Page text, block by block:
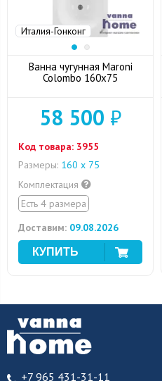
Италия-Гонконг
Ванна чугунная Maroni
Colombo 160x75
58 500 ₽
Код товара: 3955
Размеры: 160 х 75
Комплектация
Есть 4 размера
Доставим: 09.08.2026
+7 965 431-31-11